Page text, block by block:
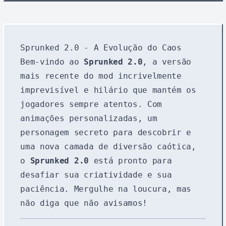
Sprunked 2.0 - A Evolução do Caos
Bem-vindo ao Sprunked 2.0 , a versão
mais recente do mod incrivelmente
imprevisível e hilário que mantém os
jogadores sempre atentos. Com
animações personalizadas, um
personagem secreto para descobrir e
uma nova camada de diversão caótica,
o Sprunked 2.0 está pronto para
desafiar sua criatividade e sua
paciência. Mergulhe na loucura, mas
não diga que não avisamos!